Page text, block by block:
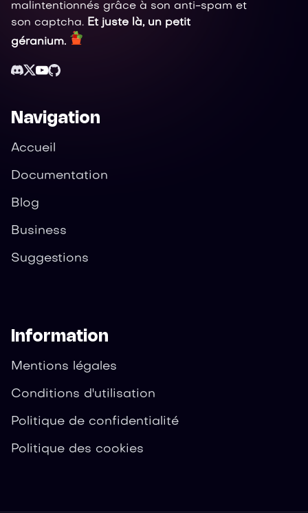
malintentionnés grâce à son anti-spam et
son captcha. Et juste là, un petit
géranium.
Navigation
Accueil
Documentation
Blog
Business
Suggestions
Information
Mentions légales
Conditions d'utilisation
Politique de confidentialité
Politique des cookies